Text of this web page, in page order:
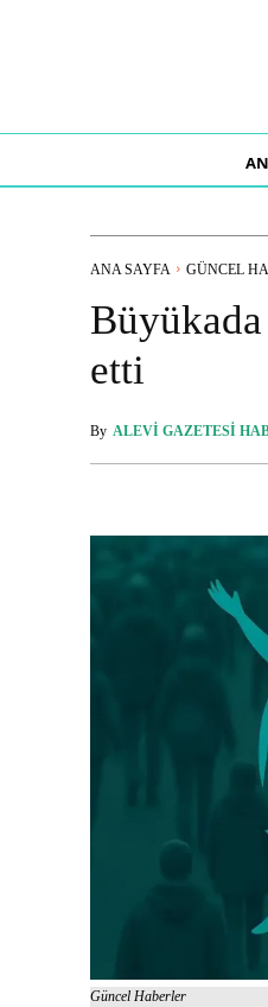
ANA SAYFA GÜNCEL
Büyükada
etti
By ALEVI GAZETESI
Güncel Haberler